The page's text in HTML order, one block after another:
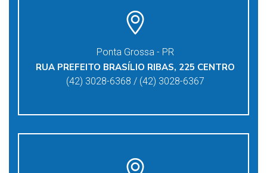
Ponta Grossa - PR
RUA PREFEITO BRASÍLIO RIBAS, 225 CENTRO
(42) 3028-6368 / (42) 3028-6367